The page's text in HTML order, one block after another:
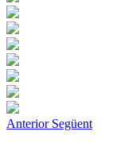
Anterior Següent